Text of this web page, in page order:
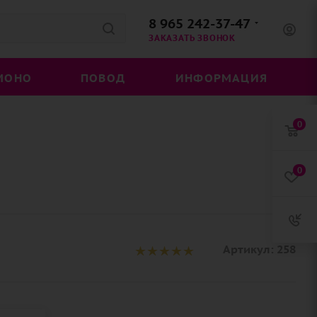
8 965 242-37-47
ЗАКАЗАТЬ ЗВОНОК
ПОВОД ИНФОРМАЦИЯ
0
0